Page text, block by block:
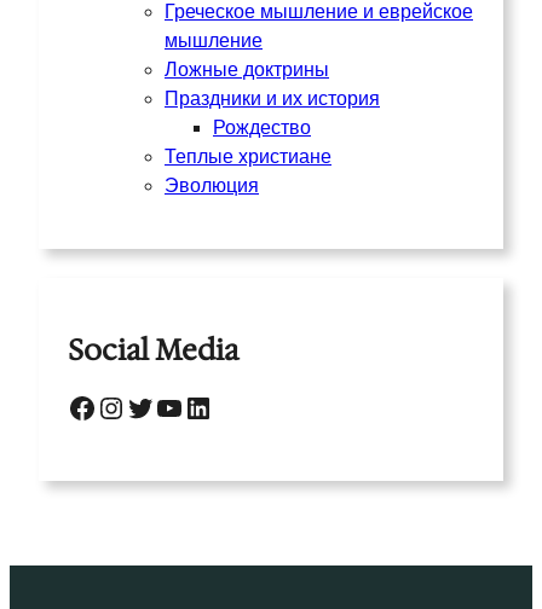
Греческое мышление и еврейское
мышление
Ложные доктрины
Праздники и их история
Рождество
Теплые христиане
Эволюция
Social Media
Facebook Instagram Twitter YouTube LinkedIn